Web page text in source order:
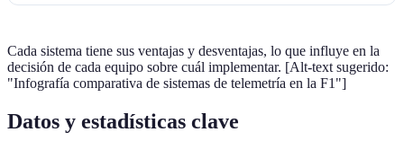
Cada sistema tiene sus ventajas y desventajas, lo que influye en la
decisión de cada equipo sobre cuál implementar. [Alt-text sugerido:
"Infografía comparativa de sistemas de telemetría en la F1"]
Datos y estadísticas clave